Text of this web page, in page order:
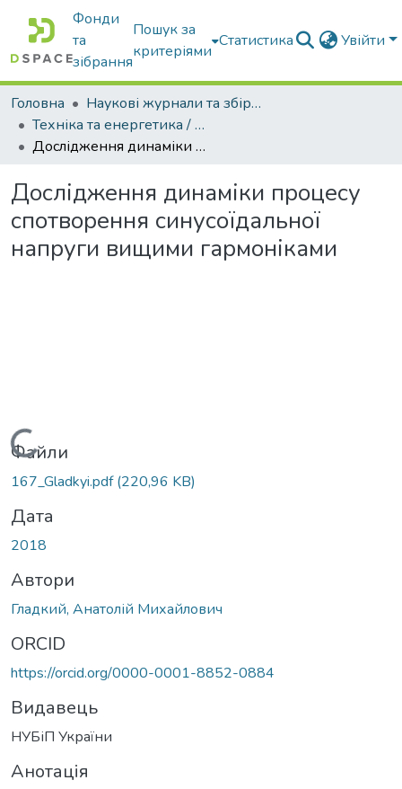
Фонди
та
зібрання
Пошук за
критеріями
Статистика Увійти
Головна
Наукові журнали та збірники видань
Техніка та енергетика / Machinery & Energetics
Дослідження динаміки процесу спотворення синусоїдальної напруги вищими гармоніками
Дослідження динаміки процесу
спотворення синусоїдальної
напруги вищими гармоніками
Вантажиться...
Файли
167_Gladkyi.pdf(220,96 KB)
Дата
2018
Автори
Гладкий, Анатолій Михайлович
ORCID
https://orcid.org/0000-0001-8852-0884
Видавець
НУБіП України
Анотація